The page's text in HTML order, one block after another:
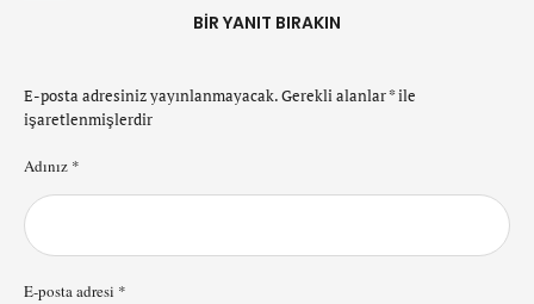
BIR YANIT BIRAKIN
E-posta adresiniz yayınlanmayacak.Gerekli alanlar*ile
işaretlenmişlerdir
Adınız *
E-posta adresi *